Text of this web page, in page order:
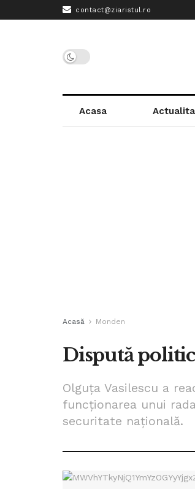
contact@ziaristul.ro
Acasa
Acasă Monden
Dispută
Olguța Vasilescu a
funcționarea unui
securitate națională.